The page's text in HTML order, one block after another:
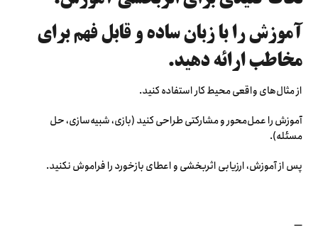
آموزش را با زبان ساده و قابل فهم برای
مخاطب ارائه دهید.
از مثال‌های واقعی محیط کار استفاده کنید.
آموزش را عمل‌محور و مشارکتی طراحی کنید (بازی، شبیه‌سازی، حل
مسئله).
پس از آموزش، ارزیابی اثربخشی و اعطای بازخورد را فراموش نکنید.
—